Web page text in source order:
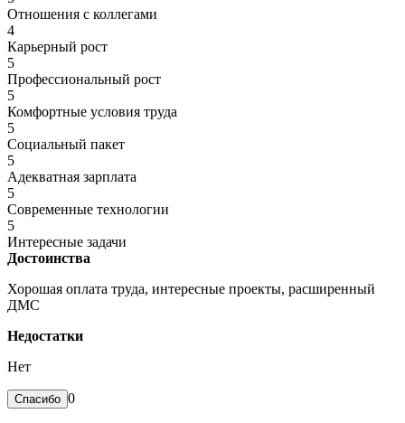
Отношения с коллегами
4
Карьерный рост
5
Профессиональный рост
5
Комфортные условия труда
5
Социальный пакет
5
Адекватная зарплата
5
Современные технологии
5
Интересные задачи
Достоинства
Хорошая оплата труда, интересные проекты, расширенный
ДМС
Недостатки
Нет
0